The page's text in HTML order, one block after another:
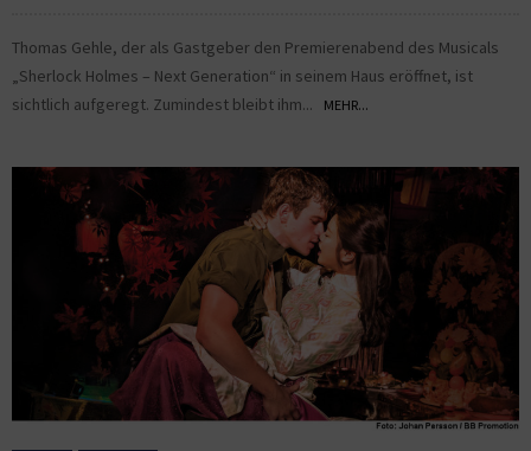
Thomas Gehle, der als Gastgeber den Premierenabend des Musicals
„Sherlock Holmes – Next Generation“ in seinem Haus eröffnet, ist
sichtlich aufgeregt. Zumindest bleibt ihm...
MEHR...